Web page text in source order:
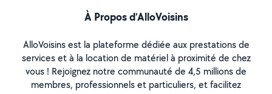
À Propos d’AlloVoisins
AlloVoisins est la plateforme dédiée aux prestations de
services et à la location de matériel à proximité de chez
vous ! Rejoignez notre communauté de 4,5 millions de
membres, professionnels et particuliers, et facilitez